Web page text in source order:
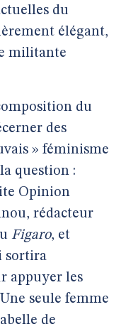
du
élégant,
militante
du
des
» féminisme
question :
Opinion
rédacteur
Figaro, et
sortira
appuyer les
seule femme
de